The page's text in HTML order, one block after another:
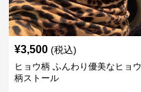
¥3,500 (税込)
ヒョウ柄 ふんわり優美なヒョウ
柄ストール